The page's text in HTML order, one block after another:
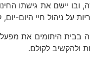
ובו יישם את
על ניהול חיי היום-
בבית היתומים את
ולהקשיב לקולם.